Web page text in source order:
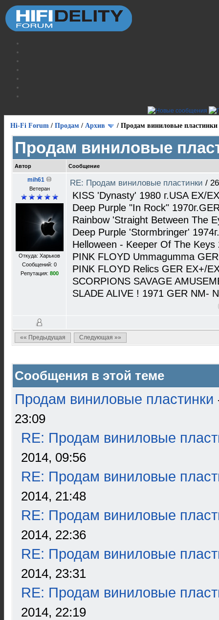
Hi-Fi Forum / Продам / Архив / Продам виниловые пластинки
Продам виниловые
Автор Сообщение
mih61
Ветеран
Откуда: Харьков
Сообщений: 0
Репутация: 800
RE: Продам виниловые пластинки /
KISS 'Dynasty' 1980 г.USA EX/
Deep Purple "In Rock"
Rainbow 'Straight Between The
Deep Purple 'Stormbringer'
Helloween - Keeper Of The
PINK FLOYD Ummagumma
PINK FLOYD Relics GER EX+/
SCORPIONS SAVAGE
SLADE ALIVE ! 1971 GER NM-
«« Предыдущая Следующая »»
Сообщения в этой теме
Продам виниловые пластинки
23:09
RE: Продам виниловые
2014, 09:56
RE: Продам виниловые
2014, 21:48
RE: Продам виниловые
2014, 22:36
RE: Продам виниловые
2014, 23:31
RE: Продам виниловые
2014, 22:19